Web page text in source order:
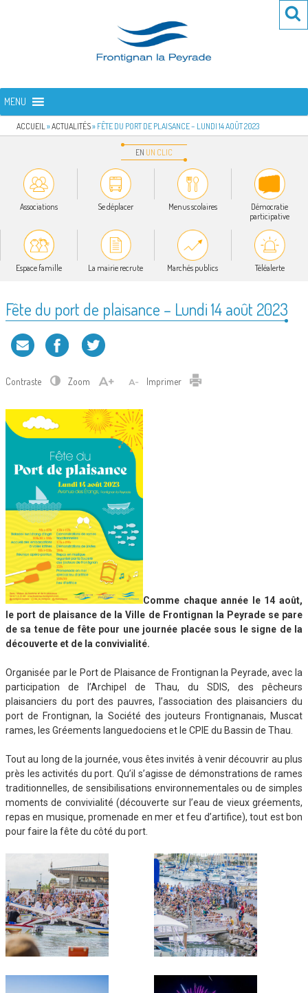
FRONTIGNAN LA PEYRADE
MENU
ACCUEIL »ACTUALITÉS» FÊTE DU PORT DE PLAISANCE – LUNDI 14 AOÛT 2023
EN UN CLIC
Associations Se déplacer Menus scolaires
Démocratie
participative
Espace famille La mairie recrute Marchés publics Téléalerte
Fête du port de plaisance – Lundi 14 août 2023
Contraste Zoom Imprimer
Comme chaque année le 14 août,
le port de plaisance de la Ville de Frontignan la Peyrade se pare
de sa tenue de fête pour une journée placée sous le signe de la
découverte et de la convivialité.
Organisée par le Port de Plaisance de Frontignan la Peyrade, avec la
participation de l’Archipel de Thau, du SDIS, des pêcheurs
plaisanciers du port des pauvres, l’association des plaisanciers du
port de Frontignan, la Société des jouteurs Frontignanais, Muscat
rames, les Gréements languedociens et le CPIE du Bassin de Thau.
Tout au long de la journée, vous êtes invités à venir découvrir au plus
près les activités du port. Qu’il s’agisse de démonstrations de rames
traditionnelles, de sensibilisations environnementales ou de simples
moments de convivialité (découverte sur l’eau de vieux gréements,
repas en musique, promenade en mer et feu d’artifice), tout est bon
pour faire la fête du côté du port.